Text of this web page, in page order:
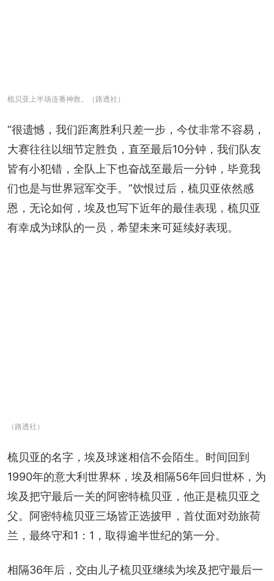
梳贝亚上半场连番神救。（路透社）
“很遗憾，我们距离胜利只差一步，今仗非常不容易，
大赛往往以细节定胜负，直至最后10分钟，我们队友
皆有小犯错，全队上下也奋战至最后一分钟，毕竟我
们也是与世界冠军交手。”饮恨过后，梳贝亚依然感
恩，无论如何，埃及也写下近年的最佳表现，梳贝亚
有幸成为球队的一员，希望未来可延续好表现。
（路透社）
梳贝亚的名字，埃及球迷相信不会陌生。时间回到
1990年的意大利世界杯，埃及相隔56年回归世杯，为
埃及把守最后一关的阿密特梳贝亚，他正是梳贝亚之
父。阿密特梳贝亚三场皆正选披甲，首仗面对劲旅荷
兰，最终守和1：1，取得逾半世纪的第一分。
相隔36年后，交由儿子梳贝亚继续为埃及把守最后一